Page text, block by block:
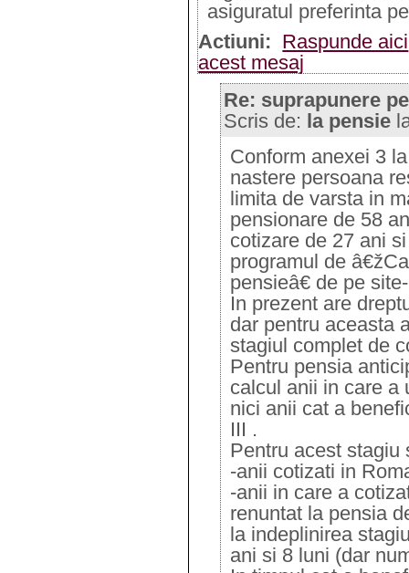
asiguratul preferinta
Actiuni: Raspunde aici
acest mesaj
Re: suprapunere
Scris de: la pensie
Conform anexei 3
nastere persoana
limita de varsta in
pensionare de 58
cotizare de 27 ani
programul de
pensieâ€ de pe
In prezent are
dar pentru aceasta
stagiul complet de
Pentru pensia
calcul anii in care a
nici anii cat a
III .
Pentru acest stagiu
-anii cotizati in
-anii in care a
renuntat la pensia
la indeplinirea
ani si 8 luni (dar